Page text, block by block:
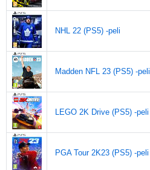
NHL 22 (PS5) -peli
Madden NFL 23 (PS5) -peli
LEGO 2K Drive (PS5) -peli
PGA Tour 2K23 (PS5) -peli